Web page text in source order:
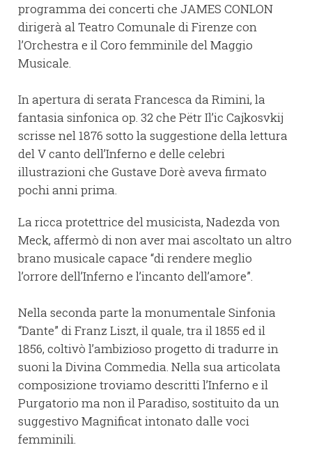
programma dei concerti che JAMES CONLON
dirigerà al Teatro Comunale di Firenze con
l’Orchestra e il Coro femminile del Maggio
Musicale.
In apertura di serata Francesca da Rimini, la
fantasia sinfonica op. 32 che Pëtr Il’ic Cajkosvkij
scrisse nel 1876 sotto la suggestione della lettura
del V canto dell’Inferno e delle celebri
illustrazioni che Gustave Dorè aveva firmato
pochi anni prima.
La ricca protettrice del musicista, Nadezda von
Meck, affermò di non aver mai ascoltato un altro
brano musicale capace “di rendere meglio
l’orrore dell’Inferno e l’incanto dell’amore”.
Nella seconda parte la monumentale Sinfonia
“Dante” di Franz Liszt, il quale, tra il 1855 ed il
1856, coltivò l’ambizioso progetto di tradurre in
suoni la Divina Commedia. Nella sua articolata
composizione troviamo descritti l’Inferno e il
Purgatorio ma non il Paradiso, sostituito da un
suggestivo Magnificat intonato dalle voci
femminili.